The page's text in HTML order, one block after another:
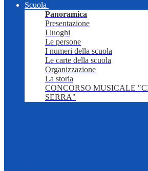
Scuola
Panoramica
Presentazione
I luoghi
Le persone
I numeri della scuola
Le carte della scuola
Organizzazione
La storia
CONCORSO MUSICALE
SERRA"